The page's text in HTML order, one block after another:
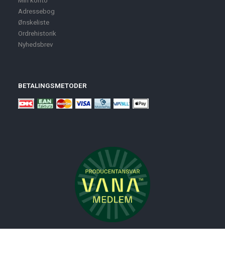
Adressebog
Ønskeliste
Ordrehistorik
Nyhedsbrev
BETALINGSMETODER